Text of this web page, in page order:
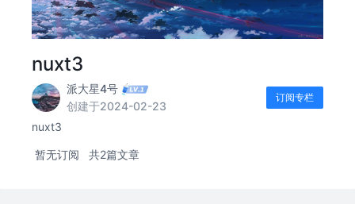
nuxt3
派大星4号
创建于2024-02-23
订阅专栏
nuxt3
暂无订阅 共2篇文章